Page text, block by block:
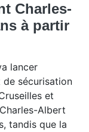
Charles-
à partir
lancer
sécurisation
et
Albert
tandis que la